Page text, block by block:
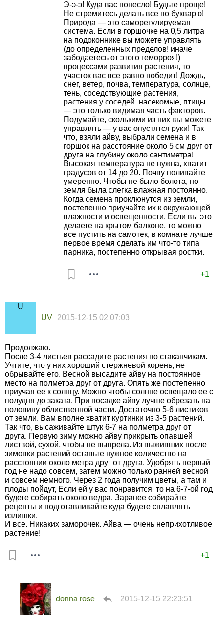
+1
Э-э-э! Куда вас понесло! Будьте проще!
Не стремитесь делать все по букварю!
Природа — это саморегулируемая
система. Если в горшочке на 0,5 литра
на подоконнике вы можете управлять
(до определенных пределов! иначе
забодаетесь от этого геморроя!)
процессами развития растения, то
участок вас все равно победит! Дождь,
снег, ветер, почва, температура, солнце,
тень, соседствующие растения,
растения у соседей, насекомые, птицы…
— это только видимая часть факторов.
Подумайте, сколькими из них вы можете
управлять — у вас опустятся руки! Так
что, взяли айву, выбрали семена и в
горшок на расстояние около 5 см друг от
друга на глубину около сантиметра!
Высокая температура не нужна, хватит
градусов от 14 до 20. Почву поливайте
умеренно. Чтобы не было болота, но
земля была слегка влажная постоянно.
Когда семена проклюнутся из земли,
постепенно приучайте их к окружающей
влажности и освещенности. Если вы это
делаете на крытом балконе, то можно
все пустить на самотек, в комнате лучше
первое время сделать им что-то типа
парника, постепенно открывая ростки.
UV 2015-12-15 02:07:03
+1
Продолжаю.
После 3-4 листьев рассадите растения по стаканчикам.
Учтите, что у них хороший стержневой корень, не
обрывайте его. Весной высадите айву на постоянное
место на полметра друг от друга. Опять же постепенно
приучая ее к солнцу. Можно чтобы солнце освещало ее с
полудня до заката. При посадке айву лучше обрезать на
половину облиственной части. Достаточно 5-6 листиков
от земли. Вам вполне хватит куртинки из 3-5 растений.
Так что, высаживайте штук 6-7 на полметра друг от
друга. Первую зиму можно айву прикрыть опавшей
листвой, сухой, чтобы не выпрела. Из выживших после
зимовки растений оставьте нужное количество на
расстоянии около метра друг от друга. Удобрять первый
год не надо совсем, затем можно только ранней весной
и совсем немного. Через 2 года получим цветы, а там и
плоды пойдут, Если ей у вас понравится, то на 6-7-ой год
будете собирать около ведра. Заранее собирайте
рецепты и подготавливайте куда будете сплавлять
излишки.
И все. Никаких заморочек. Айва — очень неприхотливое
растение!
donna rose 2015-12-15 22:23:51